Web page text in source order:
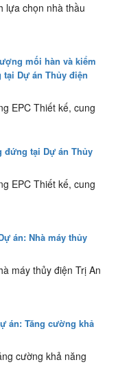
lựa chọn nhà thầu
mối hàn và kiểm
Dự án Thủy điện
EPC Thiết kế, cung
đứng tại Dự án Thủy
EPC Thiết kế, cung
án: Nhà máy thủy
máy thủy điện Trị An
án: Tăng cường khả
cường khả năng